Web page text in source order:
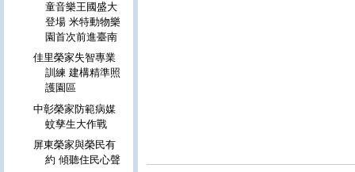
童音樂王國盛大
登場 米特動物樂
園首次前進臺南
佳里榮家失智專業
訓練 建構精準照
護園區
中彰榮家防範病媒
蚊孳生大作戰
屏東榮家與榮民有
約 傾聽住民心聲